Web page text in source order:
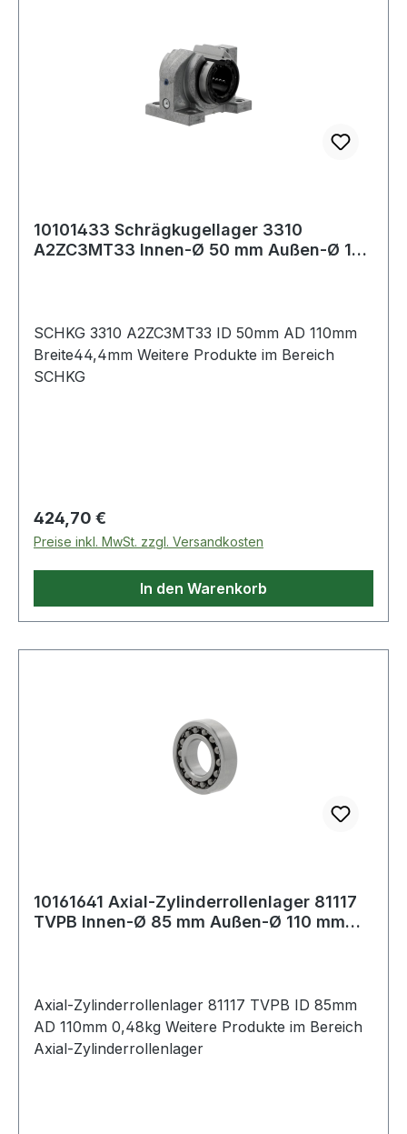
10101433 Schrägkugellager 3310
A2ZC3MT33 Innen-Ø 50 mm Außen-Ø 110
SCHKG 3310 A2ZC3MT33 ID 50mm AD 110mm
Breite44,4mm Weitere Produkte im Bereich
SCHKG
Regulärer Preis:
424,70 €
Preise inkl. MwSt. zzgl. Versandkosten
In den Warenkorb
10161641 Axial-Zylinderrollenlager 81117
TVPB Innen-Ø 85 mm Außen-Ø 110 mm
Axial-Zylinderrollenlager 81117 TVPB ID 85mm
AD 110mm 0,48kg Weitere Produkte im Bereich
Axial-Zylinderrollenlager